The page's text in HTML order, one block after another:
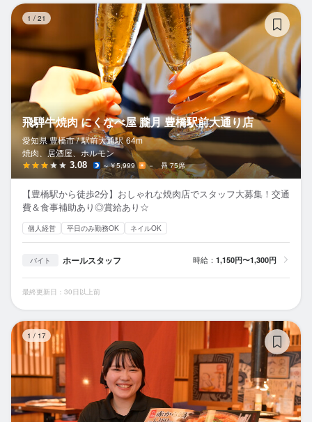
1 / 21
飛騨牛焼肉 にくなべ屋 朧月 豊橋駅前大通り店
愛知県 豊橋市 / 駅前大通駅 64m
焼肉、居酒屋、ホルモン
3.08 ～￥5,999 － 75席
【豊橋駅から徒歩2分】おしゃれな焼肉店でスタッフ大募集！交通
費＆食事補助あり◎賞給あり☆
個人経営 平日のみ勤務OK ネイルOK
バイト ホールスタッフ 時給： 1,150円〜1,300円
最終更新日：30日以上前
1 / 17